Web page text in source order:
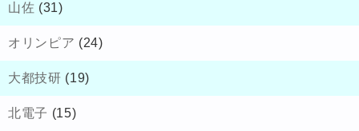
山佐 (31)
オリンピア (24)
大都技研 (19)
北電子 (15)